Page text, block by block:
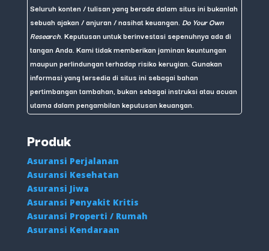
Seluruh konten / tulisan yang berada dalam situs ini bukanlah
sebuah ajakan / anjuran / nasihat keuangan. Do Your Own
Research . Keputusan untuk berinvestasi sepenuhnya ada di
tangan Anda. Kami tidak memberikan jaminan keuntungan
maupun perlindungan terhadap risiko kerugian. Gunakan
informasi yang tersedia di situs ini sebagai bahan
pertimbangan tambahan, bukan sebagai instruksi atau acuan
utama dalam pengambilan keputusan keuangan.
Produk
Asuransi Perjalanan
Asuransi Kesehatan
Asuransi Jiwa
Asuransi Penyakit Kritis
Asuransi Properti / Rumah
Asuransi Kendaraan